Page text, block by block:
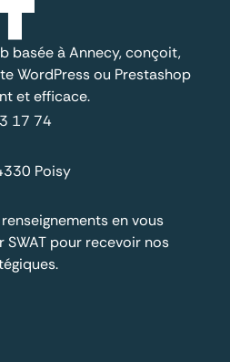
basée à Annecy, conçoit,
WordPress ou Prestashop
et efficace.
17 74
Poisy
en vous
pour recevoir nos